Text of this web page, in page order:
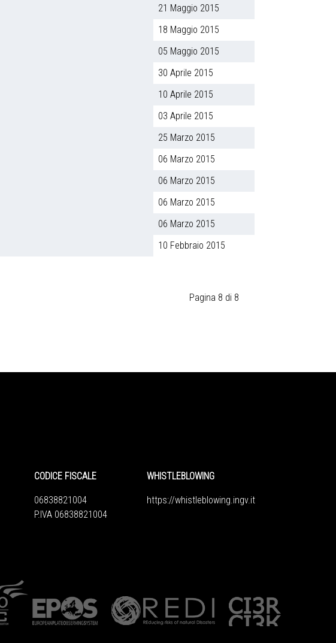
21 Maggio 2015
18 Maggio 2015
05 Maggio 2015
30 Aprile 2015
10 Aprile 2015
03 Aprile 2015
25 Marzo 2015
06 Marzo 2015
06 Marzo 2015
06 Marzo 2015
06 Marzo 2015
10 Febbraio 2015
Pagina 8 di 8
CODICE FISCALE
06838821004
P.IVA 06838821004
WHISTLEBLOWING
https://whistleblowing.ingv.it